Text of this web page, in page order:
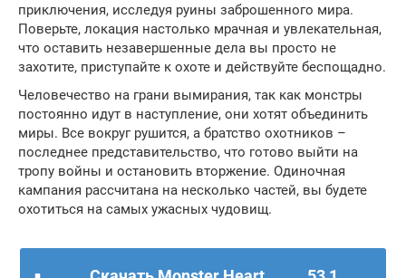
приключения, исследуя руины заброшенного мира.
Поверьте, локация настолько мрачная и увлекательная,
что оставить незавершенные дела вы просто не
захотите, приступайте к охоте и действуйте беспощадно.
Человечество на грани вымирания, так как монстры
постоянно идут в наступление, они хотят объединить
миры. Все вокруг рушится, а братство охотников –
последнее представительство, что готово выйти на
тропу войны и остановить вторжение. Одиночная
кампания рассчитана на несколько частей, вы будете
охотиться на самых ужасных чудовищ.